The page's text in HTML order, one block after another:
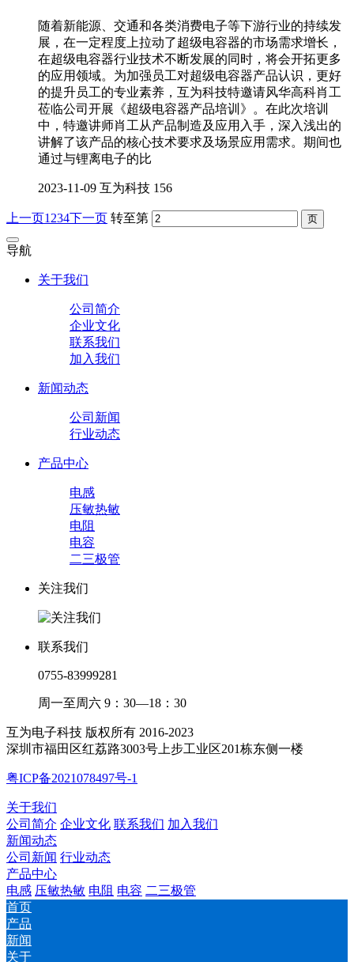
随着新能源、交通和各类消费电子等下游行业的持续发
展，在一定程度上拉动了超级电容器的市场需求增长，
在超级电容器行业技术不断发展的同时，将会开拓更多
的应用领域。为加强员工对超级电容器产品认识，更好
的提升员工的专业素养，互为科技特邀请风华高科肖工
莅临公司开展《超级电容器产品培训》。在此次培训
中，特邀讲师肖工从产品制造及应用入手，深入浅出的
讲解了该产品的核心技术要求及场景应用需求。期间也
通过与锂离电子的比
2023-11-09 互为科技 156
上一页1 234下一页 转至第
导航
关于我们
公司简介
企业文化
联系我们
加入我们
新闻动态
公司新闻
行业动态
产品中心
电感
压敏热敏
电阻
电容
二三极管
关注我们
联系我们
0755-83999281
周一至周六 9：30—18：30
互为电子科技 版权所有 2016-2023
深圳市福田区红荔路3003号上步工业区201栋东侧一楼
粤ICP备2021078497号-1
关于我们
公司简介 企业文化 联系我们 加入我们
新闻动态
公司新闻 行业动态
产品中心
电感 压敏热敏 电阻 电容 二三极管
首页
产品
新闻
关于